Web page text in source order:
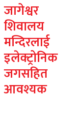
जागेश्वर
शिवालय
मन्दिरलाई
इलेक्ट्रोनिक
जगसहित
आवश्यक